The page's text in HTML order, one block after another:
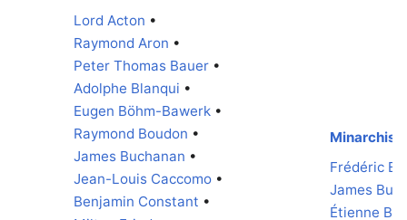
Lord Acton •
Raymond Aron •
Peter Thomas Bauer •
Adolphe Blanqui •
Eugen Böhm-Bawerk •
Raymond Boudon •
James Buchanan •
Jean-Louis Caccomo •
Benjamin Constant •
Frédéric
James
Étienne